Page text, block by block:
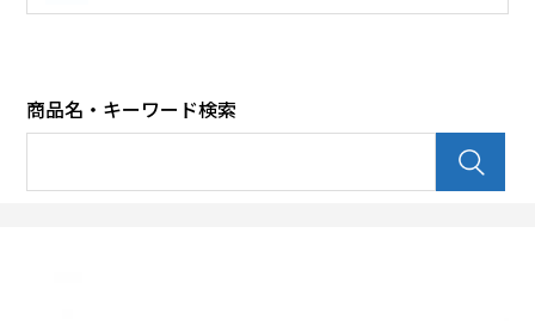
パッチパネル（光）
商品名・キーワード検索